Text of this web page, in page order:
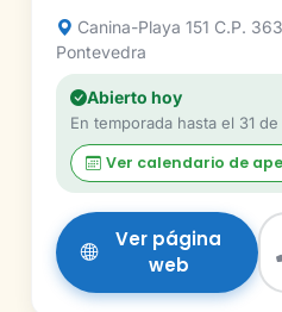
Canina-Playa 151 C.P.
Pontevedra
Abierto hoy
En temporada hasta el 31
Ver calendario de
Ver página
web